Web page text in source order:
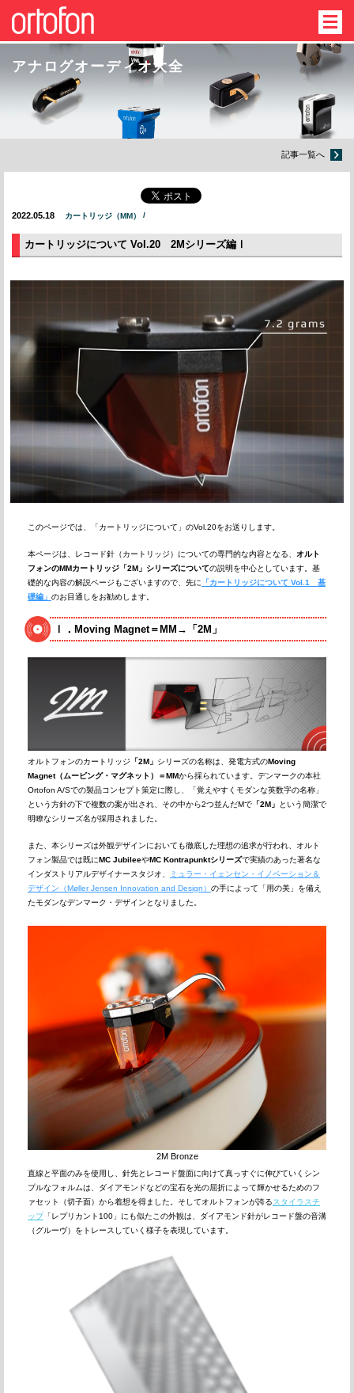
アナログオーディオ大全
記事一覧へ
2022.05.18 カートリッジ（MM）
カートリッジについて Vol.20 2Mシリーズ編Ⅰ
このページでは、「カートリッジについて」のVol.20をお送りします。
本ページは、レコード針（カートリッジ）についての専門的な内容となる、 オルト
フォンのMMカートリッジ「2M」シリーズについての説明を中心としています。基
礎的な内容の解説ページもございますので、先に 「カートリッジについて Vol.1 基
礎編」 のお目通しをお勧めします。
Ⅰ．Moving Magnet＝MM→「2M」
オルトフォンのカートリッジ 「2M」 シリーズの名称は、発電方式のMoving
Magnet（ムービング・マグネット）＝MMから採られています。デンマークの本社
Ortofon A/Sでの製品コンセプト策定に際し、「覚えやすくモダンな英数字の名称」
という方針の下で複数の案が出され、その中から2つ並んだMで 「2M」
という簡潔で
明瞭なシリーズ名が採用されました。
また、本シリーズは外観デザインにおいても徹底した理想の追求が行われ、オルト
フォン製品では既にMC JubileeやMC Kontrapunktシリーズで実績のあった著名な
インダストリアルデザイナースタジオ、
ミュラー・イェンセン・イノベーション＆
デザイン（Møller Jensen Innovation and Design） の手によって「用の美」を備え
たモダンなデンマーク・デザインとなりました。
2M Bronze
直線と平面のみを使用し、針先とレコード盤面に向けて真っすぐに伸びていくシン
プルなフォルムは、ダイアモンドなどの宝石を光の屈折によって輝かせるためのフ
ァセット（切子面）から着想を得ました。そしてオルトフォンが誇るスタイラスチ
ップ「レプリカント100」にも似たこの外観は、ダイアモンド針がレコード盤の音溝
（グルーヴ）をトレースしていく様子を表現しています。